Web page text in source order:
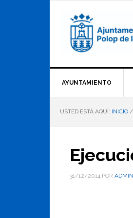
AYUNTAMIENTO
USTED ESTÁ AQUÍ: INICIO /
31/12/2014 POR ADMIN